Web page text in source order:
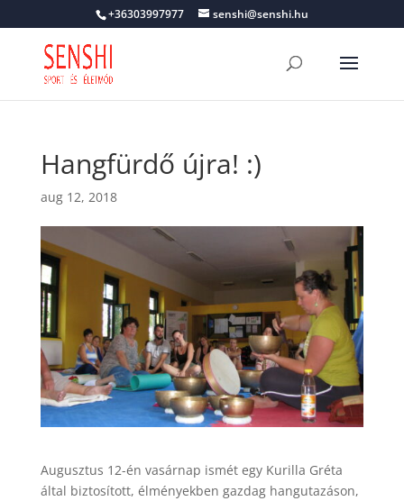
+36303997977 senshi@senshi.hu
Hangfürdő újra! :)
aug 12, 2018
Augusztus 12-én vasárnap ismét egy Kurilla Gréta
által biztosított, élményekben gazdag hangutazáson,